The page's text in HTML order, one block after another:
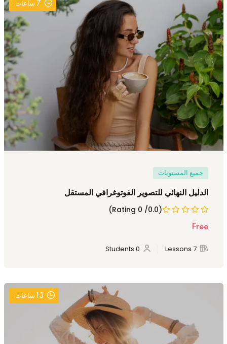
7ساعات
جميع المستويات
الدليل النهائي للتصوير الفوتوغرافي المستقل
(0.0/ 0 Rating)
Free
7 Lessons
0 Students
13 ساعات